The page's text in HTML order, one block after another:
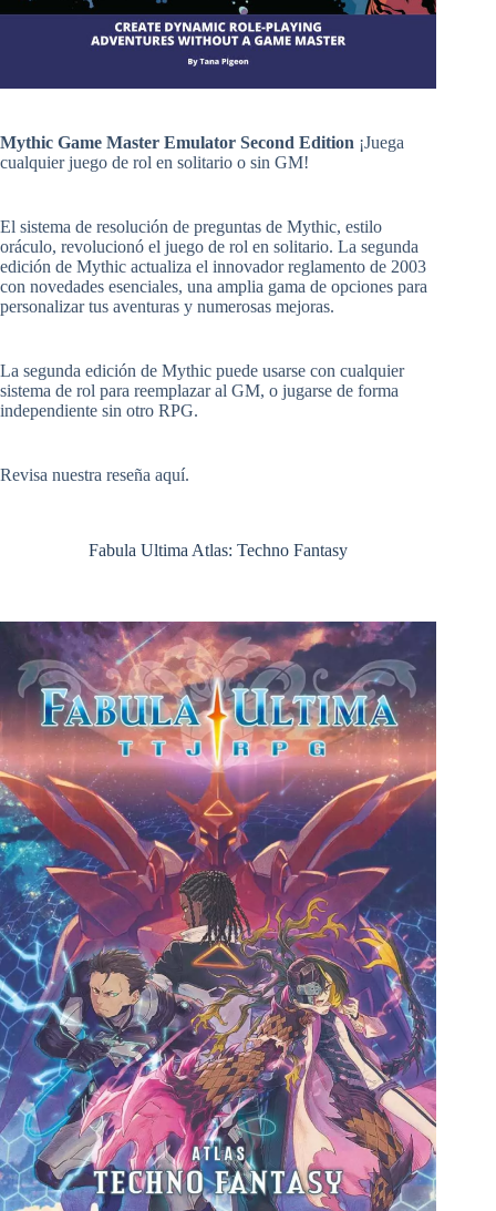
Mythic Game Master Emulator Second Edition ¡Juega
cualquier juego de rol en solitario o sin GM!
El sistema de resolución de preguntas de Mythic, estilo
oráculo, revolucionó el juego de rol en solitario. La segunda
edición de Mythic actualiza el innovador reglamento de 2003
con novedades esenciales, una amplia gama de opciones para
personalizar tus aventuras y numerosas mejoras.
La segunda edición de Mythic puede usarse con cualquier
sistema de rol para reemplazar al GM, o jugarse de forma
independiente sin otro RPG.
Revisa nuestra reseña aquí.
Fabula Ultima Atlas: Techno Fantasy